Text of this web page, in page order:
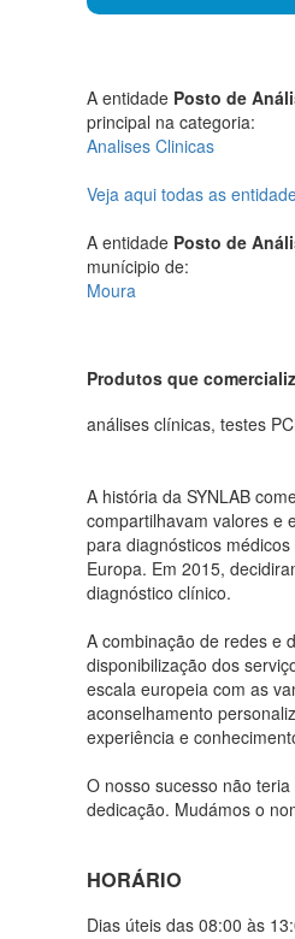
A entidade Posto de
principal na categoria:
Analises Clinicas
Veja aqui todas as
A entidade Posto de
munícipio de:
Moura
Produtos que
análises clínicas, testes
A história da SYNLAB
compartilhavam valores e
para diagnósticos
Europa. Em 2015,
diagnóstico clínico.
A combinação de redes e
disponibilização dos
escala europeia com as
aconselhamento
experiência e
O nosso sucesso não
dedicação. Mudámos o
HORÁRIO
Dias úteis das 08:00 às